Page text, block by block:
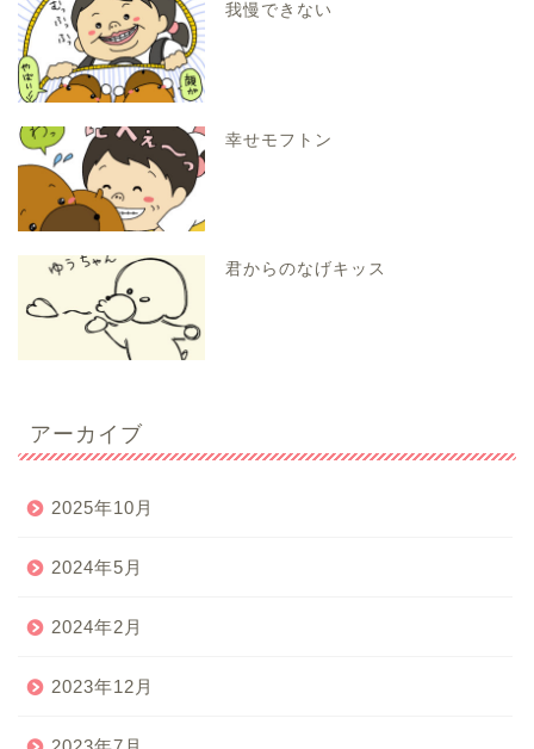
我慢できない
幸せモフトン
君からのなげキッス
アーカイブ
2025年10月
2024年5月
2024年2月
2023年12月